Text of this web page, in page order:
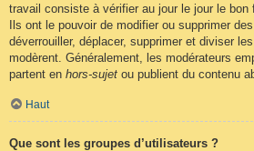
travail consiste à vérifier au jour le jour le bon
Ils ont le pouvoir de modifier ou supprimer
déverrouiller, déplacer, supprimer et diviser
modèrent. Généralement, les modérateurs
partent en hors-sujet ou publient du contenu
Haut
Que sont les groupes d’utilisateurs ?